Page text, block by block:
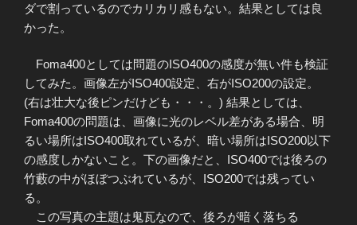
ダで割っているのでカリカリ感もない。結果としては良
かった。
Foma400としては問題のISO400の感度が無い件も検証
してみた。画像左がISO400設定、右がISO200の設定。
(右は壮大な後ピンだけども・・・。) 結果としては、
Foma400の問題は、画像に光のレベル差がある場合、明
るい場所はISO400取れているが、暗い場所はISO200以下
の感度しかないこと。下の画像だと、ISO400では後ろの
竹藪の中がほぼつぶれているが、ISO200では残ってい
る。
この写真の主題は鬼瓦なので、後ろが暗く落ちる